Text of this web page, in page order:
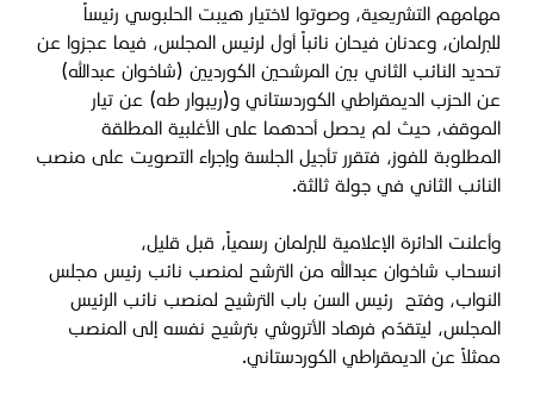
مهامهم التشريعية، وصوتوا لاختيار هيبت الحلبوسي رئيساً
للبرلمان، وعدنان فيحان نائباً أول لرئيس المجلس، فيما عجزوا عن
تحديد النائب الثاني بين المرشحين الكورديين (شاخوان عبدالله)
عن الحزب الديمقراطي الكوردستاني و(ريبوار طه) عن تيار
الموقف، حيث لم يحصل أحدهما على الأغلبية المطلقة
المطلوبة للفوز، فتقرر تأجيل الجلسة وإجراء التصويت على منصب
النائب الثاني في جولة ثالثة.
وأعلنت الدائرة الإعلامية للبرلمان رسمياً، قبل قليل،
انسحاب شاخوان عبدالله من الترشح لمنصب نائب رئيس مجلس
النواب، وفتح رئيس السن باب الترشيح لمنصب نائب الرئيس
المجلس، ليتقدّم فرهاد الأتروشي بترشيح نفسه إلى المنصب
ممثلاً عن الديمقراطي الكوردستاني.